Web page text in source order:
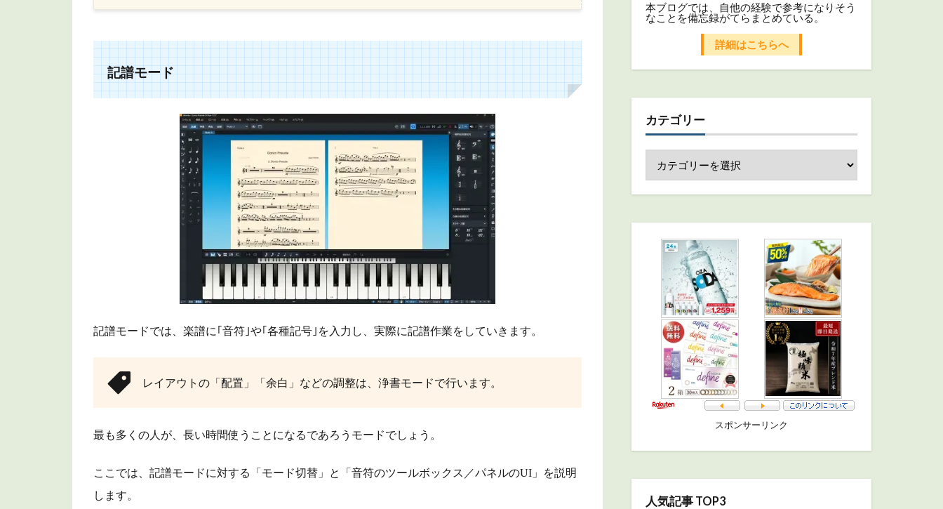
譜
モ
ー
ド
ツー
ス＆
ル
記譜モード
記譜モードでは、楽譜に｢音符｣や｢各種記号｣を入力し、実際に記譜作業をしていきます。
レイアウトの「配置」「余白」などの調整は、浄書モードで行います。
最も多くの人が、長い時間使うことになるであろうモードでしょう。
ここでは、記譜モードに対する「モード切替」と「音符のツールボックス／パネルのUI」を説明
します。
本ブログでは、自他の経験で参考になりそう
なことを備忘録がてらまとめている。
詳細はこちらへ
カテゴリー
スポンサーリンク
人気記事 TOP3